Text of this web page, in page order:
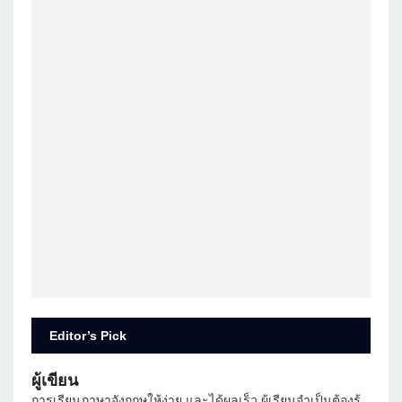
Editor’s Pick
ผู้เขียน